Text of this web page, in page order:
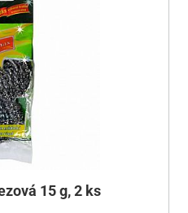
15 g, 2 ks